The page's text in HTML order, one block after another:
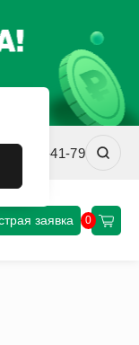
75-41-79
заявка 0